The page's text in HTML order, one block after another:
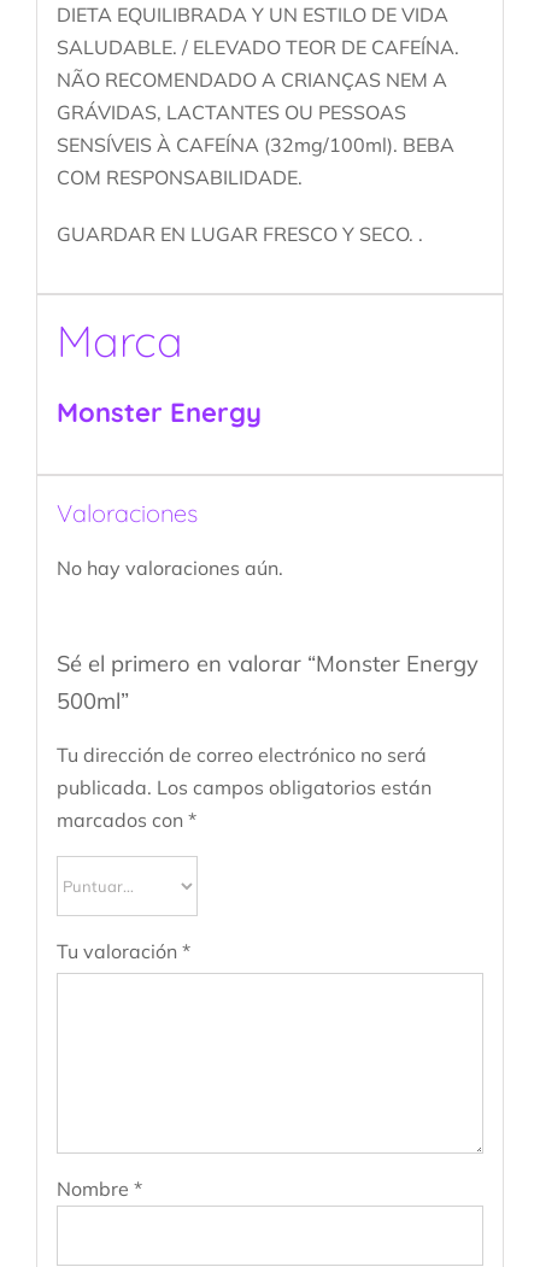
DIETA EQUILIBRADA Y UN ESTILO DE VIDA
SALUDABLE. / ELEVADO TEOR DE CAFEÍNA.
NÃO RECOMENDADO A CRIANÇAS NEM A
GRÁVIDAS, LACTANTES OU PESSOAS
SENSÍVEIS À CAFEÍNA (32mg/100ml). BEBA
COM RESPONSABILIDADE.
GUARDAR EN LUGAR FRESCO Y SECO. .
Marca
Monster Energy
Valoraciones
No hay valoraciones aún.
Sé el primero en valorar “Monster Energy
500ml”
Tu dirección de correo electrónico no será
publicada. Los campos obligatorios están
marcados con *
Tu valoración *
Nombre *